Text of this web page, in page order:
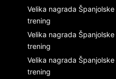
Velika nagrada Španjolske
trening
Velika nagrada Španjolske
trening
Velika nagrada Španjolske
trening